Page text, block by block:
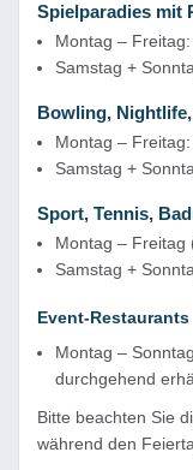
Spielparadies mit
Montag –
Samstag +
Bowling,
Montag –
Samstag +
Sport, Tennis,
Montag – Freitag
Samstag +
Event-Restaurants
Montag –
durchgehend
Bitte beachten Sie
während den